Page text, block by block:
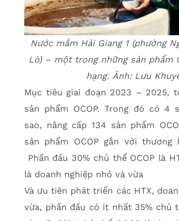
Nước mắm Hải Giang 1 (phường
Lò) – một trong những sản phẩm
hạng. Ảnh: Lưu
Mục tiêu giai đoạn 2023 – 2025,
sản phẩm OCOP. Trong đó có 4
sao, nâng cấp 134 sản phẩm
sản phẩm OCOP gắn với thương
Phấn đấu 30% chủ thể OCOP là
là doanh nghiệp nhỏ và vừa
Và ưu tiên phát triển các HTX,
vừa, phấn đấu có ít nhất 35% chủ